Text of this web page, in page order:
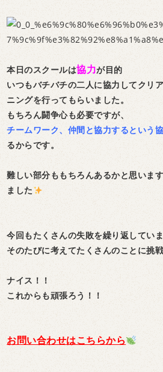
本日のスクールは協力が目的
いつもバチバチの二人に協力してクリ
ニングを行ってもらいました。
もちろん闘争心も必要ですが、
チームワーク、仲間と協力するという
るからです。
難しい部分ももちろんあるかと思いま
ました
今回もたくさんの失敗を繰り返していま
そのたびに考えてたくさんのことに挑
ナイス！！
これからも頑張ろう！！
お問い合わせはこちらから